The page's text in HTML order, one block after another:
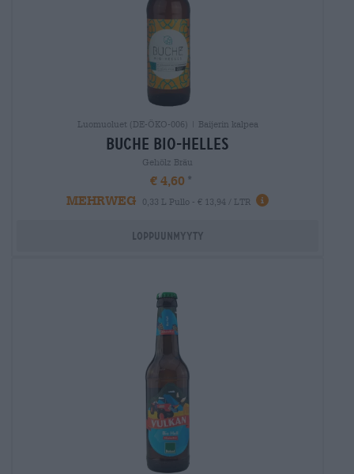
Luomuoluet (DE-ÖKO-006) | Baijerin kalpea
buche bio-helles
Gehölz Bräu
€ 4,60
MEHRWEG
0,33 L Pullo - € 13,94 / LTR
Loppuunmyyty